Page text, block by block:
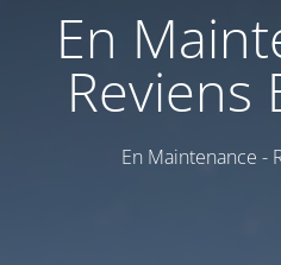
En
Reviens
En Maintenance -